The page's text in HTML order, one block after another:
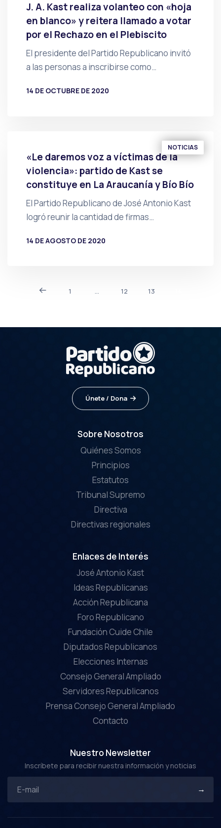
J. A. Kast realiza volanteo con «hoja
en blanco» y reitera llamado a votar
por el Rechazo en el Plebiscito
El presidente del Partido Republicano invitó
a las personas a inscribirse como…
14 DE OCTUBRE DE 2020
NOTICIAS
«Le daremos voz a víctimas de la
violencia»: partido de Kast se
constituye en La Araucanía y Bío Bío
El Partido Republicano de José Antonio Kast
logró reunir la cantidad de firmas…
14 DE AGOSTO DE 2020
1 … 12 13
Únete / Dona
Sobre Nosotros
Quiénes Somos
Principios
Estatutos
Tribunal Supremo
Directiva
Directivas regionales
Enlaces de Interés
José Antonio Kast
Ideas Republicanas
Acción Republicana
Foro Republicano
Fundación Cuide Chile
Diputados Republicanos
Elecciones Internas
Consejo General Ampliado
Servidores Republicanos
Prensa Consejo General Ampliado
Contacto
Nuestro Newsletter
Inscríbete para recibir nuestra información y noticias